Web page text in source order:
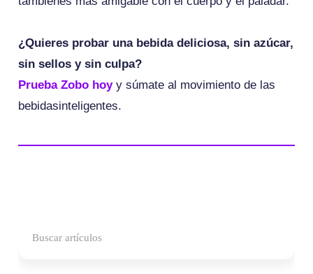
¿Quieres probar una bebida deliciosa, sin azúcar,
sin sellos y sin culpa?
Prueba Zobo hoyy súmate al movimiento de las
bebidasinteligentes.